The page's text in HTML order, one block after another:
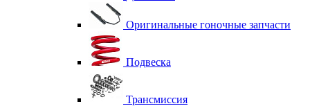
Оригинальные гоночные запчасти
Подвеска
Трансмиссия